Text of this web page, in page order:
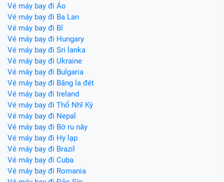
Vé máy bay đi Áo
Vé máy bay đi Ba Lan
Vé máy bay đi Bỉ
Vé máy bay đi Hungary
Vé máy bay đi Sri lanka
Vé máy bay đi Ukraine
Vé máy bay đi Bulgaria
Vé máy bay đi Băng la đét
Vé máy bay đi Ireland
Vé máy bay đi Thổ Nhĩ Kỳ
Vé máy bay đi Nepal
Vé máy bay đi Bờ ru nây
Vé máy bay đi Hy lạp
Vé máy bay đi Brazil
Vé máy bay đi Cuba
Vé máy bay đi Romania